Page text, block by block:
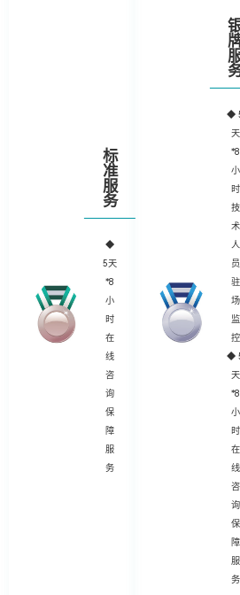
标
准
服
务
◆
5天
*8
小
时
在
线
咨
询
保
障
服
务
◆
天
*8
小
时
技
术
人
员
驻
场
监
控
◆
天
*8
小
时
在
线
咨
询
保
障
服
务